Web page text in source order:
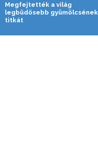
Megfejtették a világ
legbüdösebb gyümölcsének
titkát